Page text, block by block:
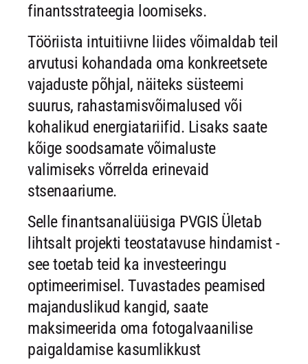
finantsstrateegia loomiseks.
Tööriista intuitiivne liides võimaldab teil
arvutusi kohandada oma konkreetsete
vajaduste põhjal, näiteks süsteemi
suurus, rahastamisvõimalused või
kohalikud energiatariifid. Lisaks saate
kõige soodsamate võimaluste
valimiseks võrrelda erinevaid
stsenaariume.
Selle finantsanalüüsiga PVGIS Ületab
lihtsalt projekti teostatavuse hindamist -
see toetab teid ka investeeringu
optimeerimisel. Tuvastades peamised
majanduslikud kangid, saate
maksimeerida oma fotogalvaanilise
paigaldamise kasumlikkust